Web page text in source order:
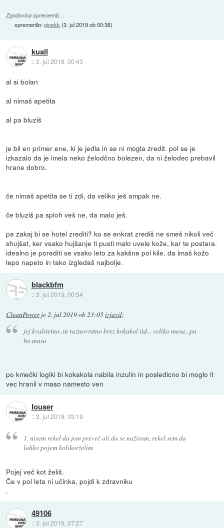
Zgodovina sprememb…
spremenilo:ginekk (3. jul 2019 ob 00:36)
kuall
::3. jul 2019, 00:43
al si bolan
al nimaš apetita
al pa bluziš
je bil en primer ene, ki je jedla in se ni mogla zredit. pol se je
izkazalo da je imela neko želodčno bolezen, da ni želodec prebavil
hrane dobro.
če nimaš apetita se ti zdi, da veliko ješ ampak ne.
če bluziš pa sploh veš ne, da malo ješ.
pa zakaj bi se hotel zrediti? ko se enkrat zrediš ne smeš nikoli več
shujšat, ker vsako hujšanje ti pusti malo uvele kože, kar te postara.
idealno je porediti se vsako leto za kakšne pol kile, da imaš kožo
lepo napeto in tako izgledaš najbolje.
blackbfm
::3. jul 2019, 00:54
CleanPowerje2. jul 2019 ob 23:05izjavil:
jej kvalitetno..in raznovrstno brez kokakol itd... veliko mesa.. pa
bo masa
po kmečki logiki bi kokakola nabila inzulin in posledicno bi moglo it
vec hranil v maso namesto ven
louser
::3. jul 2019, 03:19
1. nisem rekel da jem preveč ali da se nažiram, rekel sem da
lahko pojem kolikorželim
Pojej več kot želiš.
Če v pol leta ni učinka, pojdi k zdravniku
.
49106
::3. jul 2019, 07:27